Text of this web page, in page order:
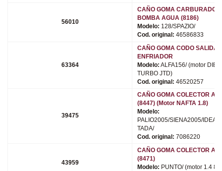
56010
CAÑO GOMA
BOMBA AGUA (8186)
Modelo: 128/SPAZIO/
Cod. original: 46586833
63364
CAÑO GOMA CODO SALIDA
ENFRIADOR
Modelo: ALFA156/ (motor
TURBO JTD)
Cod. original: 46520257
39475
CAÑO GOMA COLECTOR
(8447) (Motor NAFTA 1.8)
Modelo:
PALIO2005/SIENA2005/IDEA/
TADA/
Cod. original: 7086220
43959
CAÑO GOMA COLECTOR
(8471)
Modelo: PUNTO/ (motor 1.4